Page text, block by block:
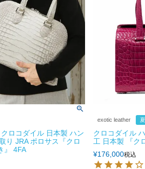
ロコダイル 日本製 ハン
り JRA ポロサス『クロ
』 4FA
exotic leather
クロコダイル
工 日本製 『ク
¥176,000税込